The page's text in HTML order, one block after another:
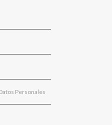
Personales